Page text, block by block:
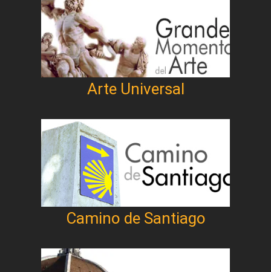
Arte Universal
Camino de Santiago